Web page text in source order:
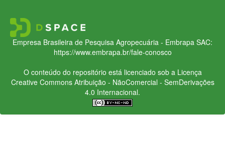
Empresa Brasileira de Pesquisa Agropecuária - Embrapa SAC:
https://www.embrapa.br/fale-conosco
O conteúdo do repositório está licenciado sob a Licença
Creative CommonsAtribuição - NãoComercial - SemDerivações
4.0 Internacional.